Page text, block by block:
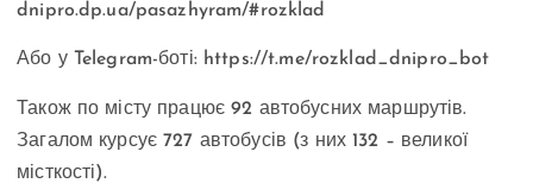
dnipro.dp.ua/pasazhyram/#rozklad
Або у Telegram-боті: https://t.me/rozklad_dnipro_bot
Також по місту працює 92 автобусних маршрутів.
Загалом курсує 727 автобусів (з них 132 – великої
місткості).